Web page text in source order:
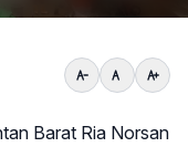
Barat Ria Norsan